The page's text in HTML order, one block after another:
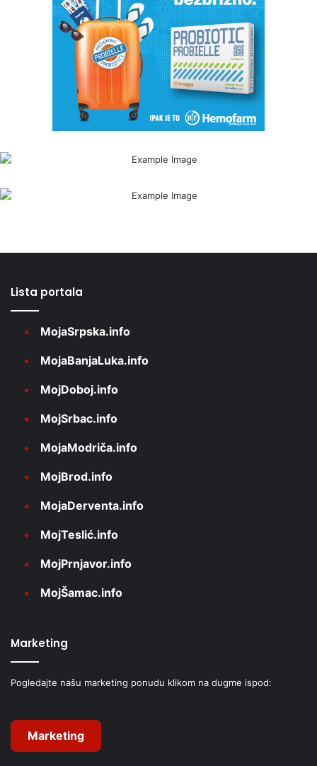
Lista portala
MojaSrpska.info
MojaBanjaLuka.info
MojDoboj.info
MojSrbac.info
MojaModriča.info
MojBrod.info
MojaDerventa.info
MojTeslić.info
MojPrnjavor.info
MojŠamac.info
Marketing
Pogledajte našu marketing ponudu klikom na dugme ispod:
Marketing